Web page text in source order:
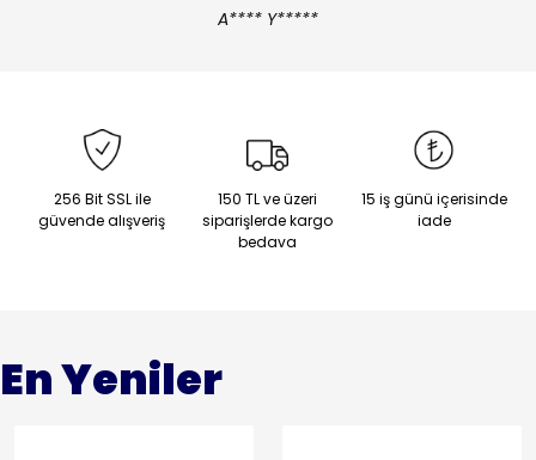
A**** Y*****
256 Bit SSL ile
güvende alışveriş
150 TL ve üzeri
siparişlerde kargo
bedava
15 iş günü içerisinde
iade
En Yeniler